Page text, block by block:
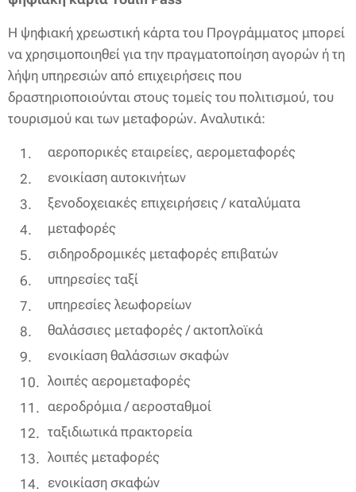
Η ψηφιακή χρεωστική κάρτα του Προγράμματος μπορεί
να χρησιμοποιηθεί για την πραγματοποίηση αγορών ή τη
λήψη υπηρεσιών από επιχειρήσεις που
δραστηριοποιούνται στους τομείς του πολιτισμού, του
τουρισμού και των μεταφορών. Αναλυτικά:
αεροπορικές εταιρείες, αερομεταφορές
ενοικίαση αυτοκινήτων
ξενοδοχειακές επιχειρήσεις / καταλύματα
μεταφορές
σιδηροδρομικές μεταφορές επιβατών
υπηρεσίες ταξί
υπηρεσίες λεωφορείων
θαλάσσιες μεταφορές / ακτοπλοϊκά
ενοικίαση θαλάσσιων σκαφών
λοιπές αερομεταφορές
αεροδρόμια / αεροσταθμοί
ταξιδιωτικά πρακτορεία
λοιπές μεταφορές
ενοικίαση σκαφών